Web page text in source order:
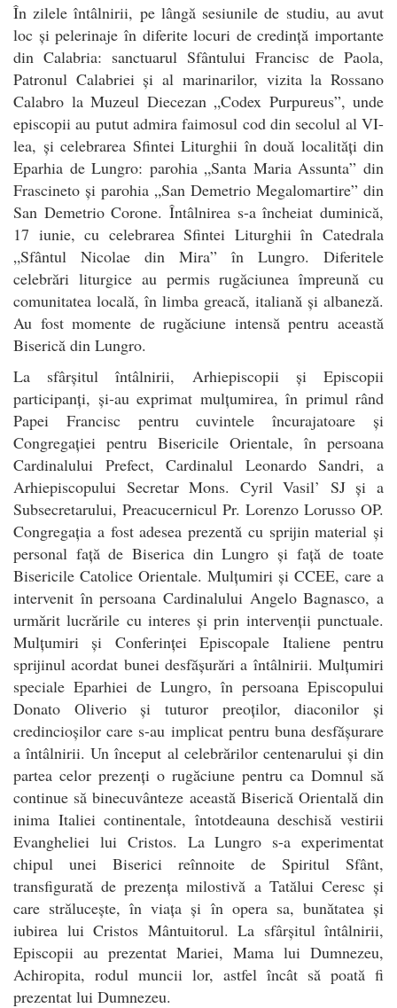
În zilele întâlnirii, pe lângă sesiunile de studiu, au avut
loc și pelerinaje în diferite locuri de credință importante
din Calabria: sanctuarul Sfântului Francisc de Paola,
Patronul Calabriei și al marinarilor, vizita la Rossano
Calabro la Muzeul Diecezan „Codex Purpureus”, unde
episcopii au putut admira faimosul cod din secolul al VI-
lea, și celebrarea Sfintei Liturghii în două localități din
Eparhia de Lungro: parohia „Santa Maria Assunta” din
Frascineto și parohia „San Demetrio Megalomartire” din
San Demetrio Corone. Întâlnirea s-a încheiat duminică,
17 iunie, cu celebrarea Sfintei Liturghii în Catedrala
„Sfântul Nicolae din Mira” în Lungro. Diferitele
celebrări liturgice au permis rugăciunea împreună cu
comunitatea locală, în limba greacă, italiană și albaneză.
Au fost momente de rugăciune intensă pentru această
Biserică din Lungro.
La sfârșitul întâlnirii, Arhiepiscopii și Episcopii
participanți, și-au exprimat mulțumirea, în primul rând
Papei Francisc pentru cuvintele încurajatoare și
Congregației pentru Bisericile Orientale, în persoana
Cardinalului Prefect, Cardinalul Leonardo Sandri, a
Arhiepiscopului Secretar Mons. Cyril Vasil’ SJ și a
Subsecretarului, Preacucernicul Pr. Lorenzo Lorusso OP.
Congregația a fost adesea prezentă cu sprijin material și
personal față de Biserica din Lungro și față de toate
Bisericile Catolice Orientale. Mulțumiri și CCEE, care a
intervenit în persoana Cardinalului Angelo Bagnasco, a
urmărit lucrările cu interes și prin intervenții punctuale.
Mulțumiri și Conferinței Episcopale Italiene pentru
sprijinul acordat bunei desfășurări a întâlnirii. Mulțumiri
speciale Eparhiei de Lungro, în persoana Episcopului
Donato Oliverio și tuturor preoților, diaconilor și
credincioșilor care s-au implicat pentru buna desfășurare
a întâlnirii. Un început al celebrărilor centenarului și din
partea celor prezenți o rugăciune pentru ca Domnul să
continue să binecuvânteze această Biserică Orientală din
inima Italiei continentale, întotdeauna deschisă vestirii
Evangheliei lui Cristos. La Lungro s-a experimentat
chipul unei Biserici reînnoite de Spiritul Sfânt,
transfigurată de prezența milostivă a Tatălui Ceresc și
care strălucește, în viața și în opera sa, bunătatea și
iubirea lui Cristos Mântuitorul. La sfârșitul întâlnirii,
Episcopii au prezentat Mariei, Mama lui Dumnezeu,
Achiropita, rodul muncii lor, astfel încât să poată fi
prezentat lui Dumnezeu.